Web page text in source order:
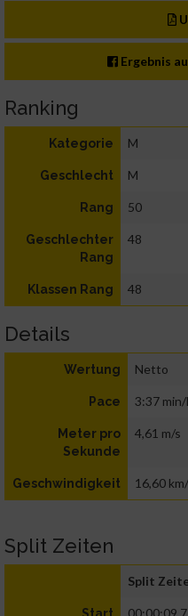
Ergebnis
Ranking
Kategorie M
Geschlecht M
Rang 50
Geschlechter
Rang
48
Klassen Rang 48
Details
Wertung Netto
Pace 3:37 min/
Meter pro
Sekunde
4,61 m/s
Geschwindigkeit 16,60
Split Zeiten
Split